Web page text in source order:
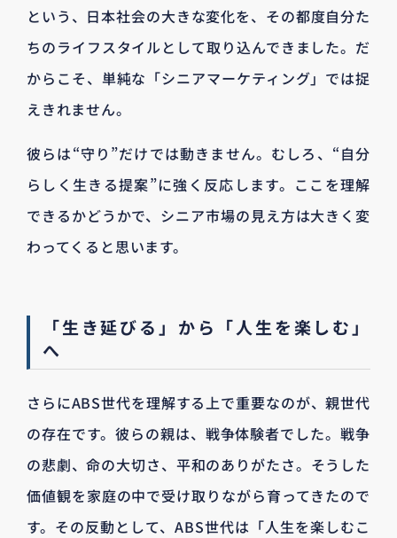
という、日本社会の大きな変化を、その都度自分た
ちのライフスタイルとして取り込んできました。だ
からこそ、単純な「シニアマーケティング」では捉
えきれません。
彼らは“守り”だけでは動きません。むしろ、“自分
らしく生きる提案”に強く反応します。ここを理解
できるかどうかで、シニア市場の見え方は大きく変
わってくると思います。
「生き延びる」から「人生を楽しむ」
へ
さらにABS世代を理解する上で重要なのが、親世代
の存在です。彼らの親は、戦争体験者でした。戦争
の悲劇、命の大切さ、平和のありがたさ。そうした
価値観を家庭の中で受け取りながら育ってきたので
す。その反動として、ABS世代は「人生を楽しむこ